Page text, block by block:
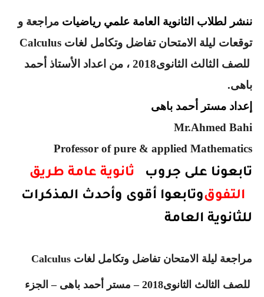
ننشر لطلاب الثانوية العامة علمي رياضيات مراجعة و
توقعات ليلة الامتحان تفاضل وتكامل لغات Calculus
للصف الثالث الثانوى2018 ، من اعداد الأستاذ أحمد
باهى.
إعداد مستر أحمد باهى
Mr.Ahmed Bahi
Professor of pure & applied Mathematics
تابعونا على جروب
ثانوية عامة طريق
التفوقوتابعوا أقوى وأحدث المذكرات
للثانوية العامة
مراجعة ليلة الامتحان تفاضل وتكامل لغات Calculus
للصف الثالث الثانوى2018 – مستر أحمد باهى – الجزء